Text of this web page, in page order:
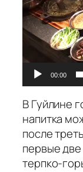
00:00
В Гуйлине
напитка
после
первые
терпко-